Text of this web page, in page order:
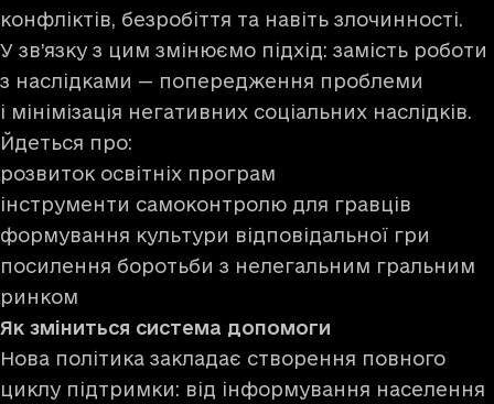
конфліктів, безробіття та навіть злочинності.
У зв’язку з цим змінюємо підхід: замість роботи
з наслідками — попередження проблеми
і мінімізація негативних соціальних наслідків.
Йдеться про:
розвиток освітніх програм
інструменти самоконтролю для гравців
формування культури відповідальної гри
посилення боротьби з нелегальним гральним
ринком
Як зміниться система допомоги
Нова політика закладає створення повного
циклу підтримки: від інформування населення